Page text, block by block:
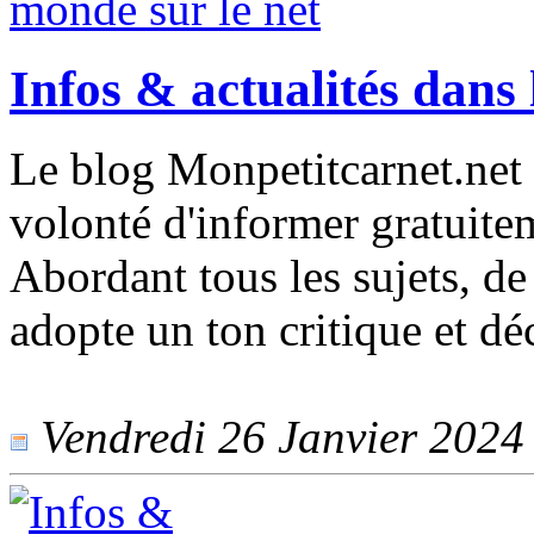
Infos & actualités dans
Le blog
volonté d'informer
Abordant tous les sujets,
adopte un ton critique et
Vendredi 26 Janvier